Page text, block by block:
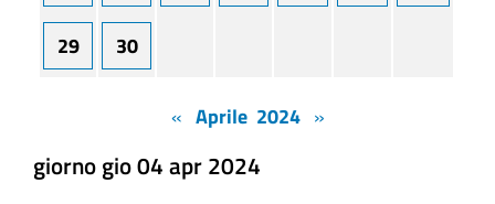
29 30
« Aprile 2024 »
giorno gio 04 apr 2024